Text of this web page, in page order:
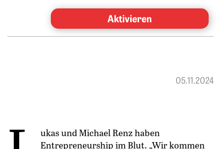
Aktivieren
05.11.2024
ukas und Michael Renz haben
Entrepreneurship im Blut. „Wir kommen